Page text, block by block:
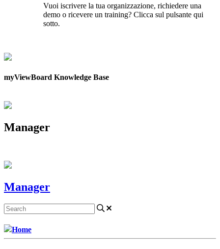
Vuoi iscrivere la tua organizzazione, richiedere una
demo o ricevere un training? Clicca sul pulsante qui
sotto.
myViewBoard Knowledge Base
Manager
Manager
Home